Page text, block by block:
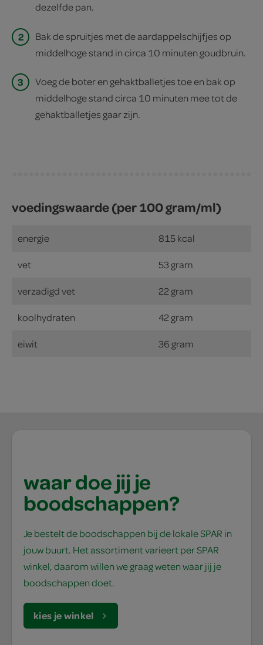
dezelfde pan.
2
Bak de spruitjes met de aardappelschijfjes op
middelhoge stand in circa 10 minuten goudbruin.
3
Voeg de boter en gehaktballetjes toe en bak op
middelhoge stand circa 10 minuten mee tot de
gehaktballetjes gaar zijn.
voedingswaarde (per 100 gram/ml)
energie 815 kcal
vet 53 gram
verzadigd vet 22 gram
koolhydraten 42 gram
eiwit 36 gram
waar doe jij je
boodschappen?
Je bestelt de boodschappen bij de lokale SPAR in
jouw buurt. Het assortiment varieert per SPAR
winkel, daarom willen we graag weten waar jij je
boodschappen doet.
kies je winkel